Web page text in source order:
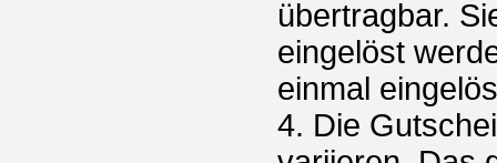
übertragbar.
eingelöst
einmal
4. Die